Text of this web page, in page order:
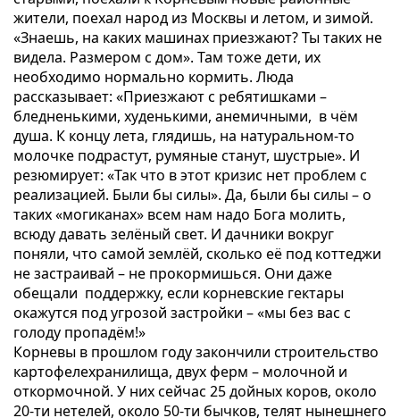
жители, поехал народ из Москвы и летом, и зимой.
«Знаешь, на каких машинах приезжают? Ты таких не
видела. Размером с дом». Там тоже дети, их
необходимо нормально кормить. Люда
рассказывает: «Приезжают с ребятишками –
бледненькими, худенькими, анемичными, в чём
душа. К концу лета, глядишь, на натуральном-то
молочке подрастут, румяные станут, шустрые». И
резюмирует: «Так что в этот кризис нет проблем с
реализацией. Были бы силы». Да, были бы силы – о
таких «могиканах» всем нам надо Бога молить,
всюду давать зелёный свет. И дачники вокруг
поняли, что самой землёй, сколько её под коттеджи
не застраивай – не прокормишься. Они даже
обещали поддержку, если корневские гектары
окажутся под угрозой застройки – «мы без вас с
голоду пропадём!»
Корневы в прошлом году закончили строительство
картофелехранилища, двух ферм – молочной и
откормочной. У них сейчас 25 дойных коров, около
20-ти нетелей, около 50-ти бычков, телят нынешнего